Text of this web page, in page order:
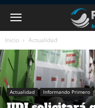
Inicio Actualidad
Actualidad Informando Primero